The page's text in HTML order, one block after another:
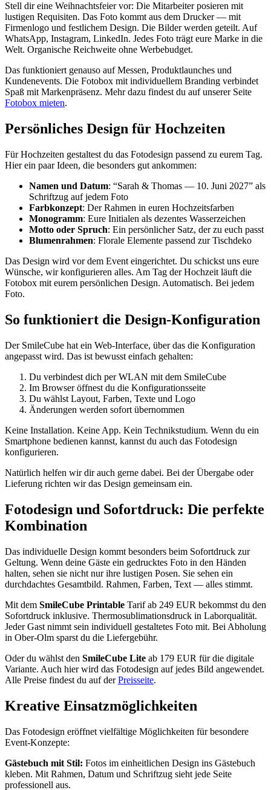
Stell dir eine Weihnachtsfeier vor: Die Mitarbeiter posieren mit
lustigen Requisiten. Das Foto kommt aus dem Drucker — mit
Firmenlogo und festlichem Design. Die Bilder werden geteilt. Auf
WhatsApp, Instagram, LinkedIn. Jedes Foto trägt eure Marke in die
Welt. Organische Reichweite ohne Werbebudget.
Das funktioniert genauso auf Messen, Produktlaunches und
Kundenevents. Die Fotobox mit individuellem Branding verbindet
Spaß mit Markenpräsenz. Mehr dazu findest du auf unserer Seite
Fotobox mieten.
Persönliches Design für Hochzeiten
Für Hochzeiten gestaltest du das Fotodesign passend zu eurem Tag.
Hier ein paar Ideen, die besonders gut ankommen:
Namen und Datum: “Sarah & Thomas — 10. Juni 2027” als
Schriftzug auf jedem Foto
Farbkonzept: Der Rahmen in euren Hochzeitsfarben
Monogramm: Eure Initialen als dezentes Wasserzeichen
Motto oder Spruch: Ein persönlicher Satz, der zu euch passt
Blumenrahmen: Florale Elemente passend zur Tischdeko
Das Design wird vor dem Event eingerichtet. Du schickst uns eure
Wünsche, wir konfigurieren alles. Am Tag der Hochzeit läuft die
Fotobox mit eurem persönlichen Design. Automatisch. Bei jedem
Foto.
So funktioniert die Design-Konfiguration
Der SmileCube hat ein Web-Interface, über das die Konfiguration
angepasst wird. Das ist bewusst einfach gehalten:
Du verbindest dich per WLAN mit dem SmileCube
Im Browser öffnest du die Konfigurationsseite
Du wählst Layout, Farben, Texte und Logo
Änderungen werden sofort übernommen
Keine Installation. Keine App. Kein Technikstudium. Wenn du ein
Smartphone bedienen kannst, kannst du auch das Fotodesign
konfigurieren.
Natürlich helfen wir dir auch gerne dabei. Bei der Übergabe oder
Lieferung richten wir das Design gemeinsam ein.
Fotodesign und Sofortdruck: Die perfekte
Kombination
Das individuelle Design kommt besonders beim Sofortdruck zur
Geltung. Wenn deine Gäste ein gedrucktes Foto in den Händen
halten, sehen sie nicht nur ihre lustigen Posen. Sie sehen ein
durchdachtes Gesamtbild. Rahmen, Farben, Text — alles stimmt.
Mit dem SmileCube Printable Tarif ab 249 EUR bekommst du den
Sofortdruck inklusive. Thermosublimationsdruck in Laborqualität.
Jeder Gast nimmt sein individuell gestaltetes Foto mit. Bei Abholung
in Ober-Olm sparst du die Liefergebühr.
Oder du wählst den SmileCube Lite ab 179 EUR für die digitale
Variante. Auch hier wird das Fotodesign auf jedes Bild angewendet.
Alle Preise findest du auf derPreisseite.
Kreative Einsatzmöglichkeiten
Das Fotodesign eröffnet vielfältige Möglichkeiten für besondere
Event-Konzepte:
Gästebuch mit Stil: Fotos im einheitlichen Design ins Gästebuch
kleben. Mit Rahmen, Datum und Schriftzug sieht jede Seite
professionell aus.